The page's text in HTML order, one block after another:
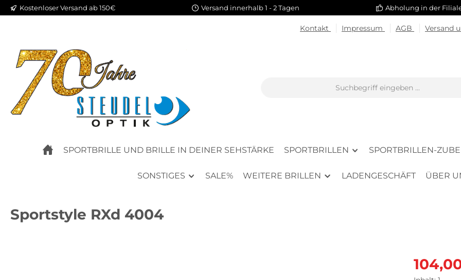
Hauptinhalt springen
Zur Suche springen
Zur Hauptnavigation springen
Kostenloser Versand ab 150€ Versand innerhalb 1 - 2 Tagen Abholung in der
Kontakt Impressum AGB Versand
SPORTBRILLE UND BRILLE IN DEINER SEHSTÄRKE SPORTBRILLEN SPORTBRILLEN-
SONSTIGES SALE% WEITERE BRILLEN LADENGESCHÄFT ÜBER
Sportstyle RXd 4004
Verkaufspreis: